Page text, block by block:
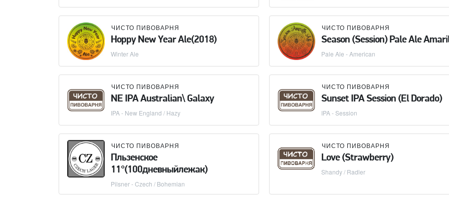
ЧИСТО ПИВОВАРНЯ
Hoppy New Year Ale(2018)
Winter Ale
ЧИСТО ПИВОВАРНЯ
Season (Session) Pale Ale
Pale Ale - American
ЧИСТО ПИВОВАРНЯ
NE IPA Australian\ Galaxy
IPA - New England / Hazy
ЧИСТО ПИВОВАРНЯ
Sunset IPA Session (El Dorado)
IPA - Session
ЧИСТО ПИВОВАРНЯ
Пльзенское
11°(100дневныйлежак)
Pilsner - Czech / Bohemian
ЧИСТО ПИВОВАРНЯ
Love (Strawberry)
Shandy / Radler